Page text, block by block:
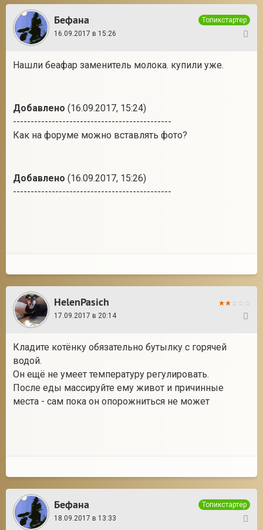
Бефана
Топикстартер
16.09.2017 в 15:26
Нашли беафар заменитель молока. купили уже.
Добавлено (16.09.2017, 15:24)
---------------------------------------------
Как на форуме можно вставлять фото?
Добавлено (16.09.2017, 15:26)
---------------------------------------------
HelenPasich
17.09.2017 в 20:14
Кладите котёнку обязательно бутылку с горячей
водой.
Он ещё не умеет температуру регулировать.
После еды массируйте ему живот и причинные
места - сам пока он опорожниться не может
Бефана
Топикстартер
18.09.2017 в 13:33